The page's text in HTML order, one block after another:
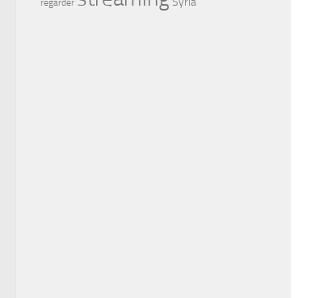
regarder